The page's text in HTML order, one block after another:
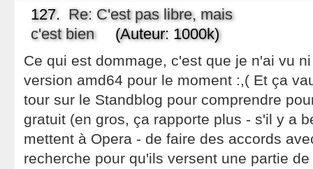
127. Re: C'est pas libre, mais
c'est bien(Auteur: 1000k)
Ce qui est dommage, c'est que je n'ai vu
version amd64 pour le moment :,( Et ça
tour sur le Standblog pour comprendre
gratuit (en gros, ça rapporte plus - s'il y a
mettent à Opera - de faire des accords
recherche pour qu'ils versent une partie de